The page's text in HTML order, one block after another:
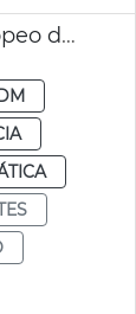
Presentación Campeonato Europeo de Atletismo Indoor 2027